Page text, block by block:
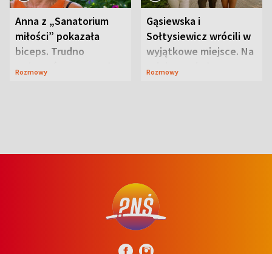
Anna z „Sanatorium
miłości” pokazała
biceps. Trudno
uwierzyć, co przeszła
Rozmowy
Gąsiewska i
Sołtysiewicz wrócili w
wyjątkowe miejsce. Na
szlaku czekał
Rozmowy